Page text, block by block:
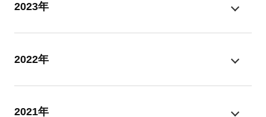
2023年
2022年
2021年